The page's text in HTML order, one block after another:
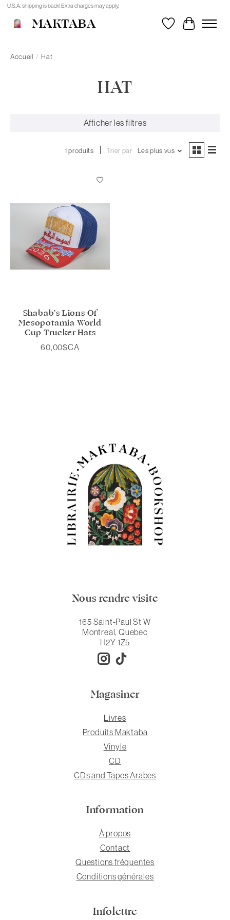
U.S.A. shipping is back! Extra charges may apply.
MAKTABA Liste de souhaits
Panier
Accueil / Hat
HAT
Afficher les filtres
1 produits Trier par Les plus vus
Shabab’s Lions Of
Mesopotamia World
Cup Trucker Hats
60,00$CA
Nous rendre visite
165 Saint-Paul St W
Montreal, Quebec
H2Y 1Z5
Magasiner
Livres
Produits Maktaba
Vinyle
CD
CDs and Tapes Arabes
Information
À propos
Contact
Questions fréquentes
Conditions générales
Infolettre